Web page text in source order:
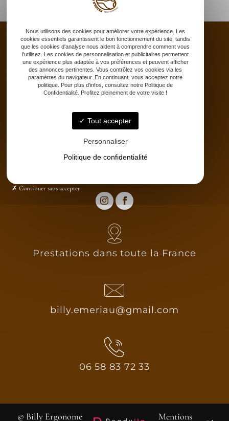
Accueil
Saddle fitting
Bit fitting
Stages
Partenaires
Catalogue
Contact
Prestations dans toute la France
billy.emeriau@gmail.com
06 58 83 72 33
© Billy Ergonome Mentions
Nous utilisons des cookies pour améliorer votre expérience. Les
cookies essentiels garantissent le bon fonctionnement du site, tandis
que les cookies d'analyse nous aident à comprendre comment vous
l'utilisez. Les cookies de personnalisation et publicitaires permettent
une expérience plus adaptée à vos préférences et peuvent afficher
des annonces pertinentes. Vous contrôlez vos cookies via les
paramètres du navigateur. En continuant, vous acceptez notre
politique. Pour plus d'infos, consultez notre Politique de
Confidentialité. Profitez pleinement de votre visite !
Tout accepter
Personnaliser
Politique de confidentialité
Continuer sans accepter